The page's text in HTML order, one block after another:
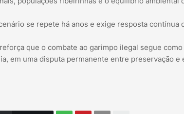
se repete há anos e exige resposta contínua
que o combate ao garimpo ilegal segue
em uma disputa permanente entre preservação